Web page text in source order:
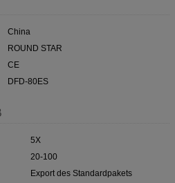
China
ROUND STAR
CE
DFD-80ES
5X
20-100
Export des Standardpakets